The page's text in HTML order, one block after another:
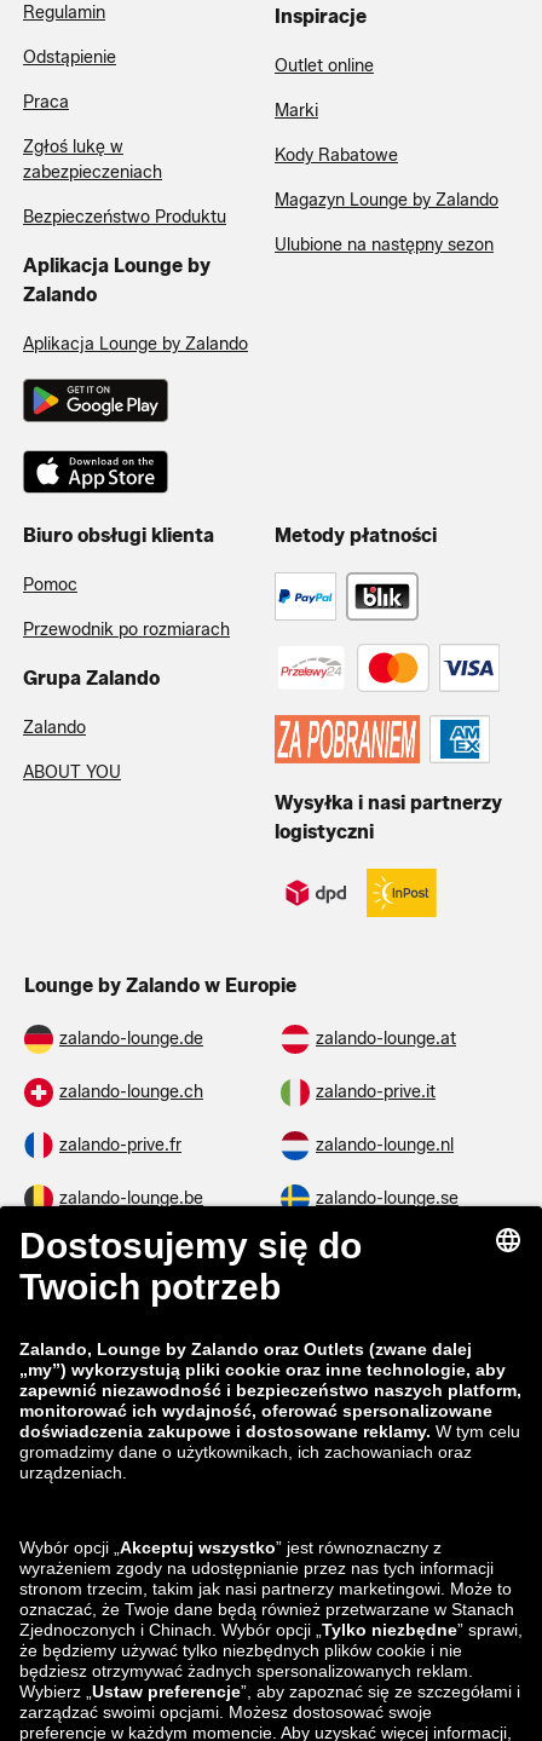
Regulamin
Odstąpienie
Praca
Zgłoś lukę w
zabezpieczeniach
Bezpieczeństwo Produktu
Aplikacja Lounge by
Zalando
Aplikacja Lounge by Zalando
Inspiracje
Outlet online
Marki
Kody Rabatowe
Magazyn Lounge by Zalando
Ulubione na następny sezon
Biuro obsługi klienta
Pomoc
Przewodnik po rozmiarach
Grupa Zalando
Zalando
ABOUT YOU
Metody płatności
Wysyłka i nasi partnerzy
logistyczni
Lounge by Zalando w Europie
zalando-lounge.de zalando-lounge.at
zalando-lounge.ch zalando-prive.it
zalando-prive.fr zalando-lounge.nl
zalando-lounge.be zalando-lounge.se
zalando-lounge.fi zalando-lounge.dk
zalando-lounge.co.uk
zalando-prive.es zalando-lounge.cz
zalando-lounge.lt zalando-lounge.sk
zalando-lounge.ro zalando-lounge.hr
zalando-lounge.lu zalando-lounge.ee
zalando-lounge.lv zalando-lounge.no
Znajdziesz nas